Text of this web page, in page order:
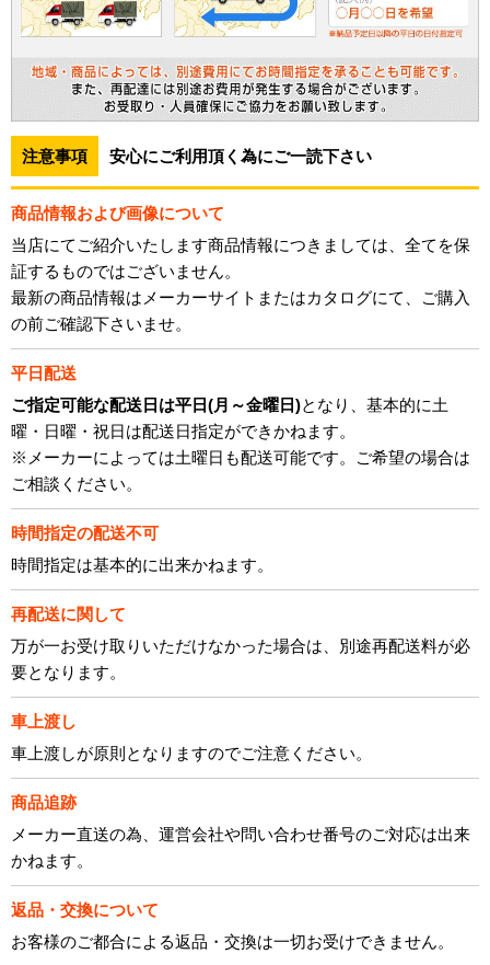
注意事項 安心にご利用頂く為にご一読下さい
商品情報および画像について
当店にてご紹介いたします商品情報につきましては、全てを保
証するものではございません。
最新の商品情報はメーカーサイトまたはカタログにて、ご購入
の前ご確認下さいませ。
平日配送
ご指定可能な配送日は平日(月～金曜日)となり、基本的に土
曜・日曜・祝日は配送日指定ができかねます。
※メーカーによっては土曜日も配送可能です。ご希望の場合は
ご相談ください。
時間指定の配送不可
時間指定は基本的に出来かねます。
再配送に関して
万が一お受け取りいただけなかった場合は、別途再配送料が必
要となります。
車上渡し
車上渡しが原則となりますのでご注意ください。
商品追跡
メーカー直送の為、運営会社や問い合わせ番号のご対応は出来
かねます。
返品・交換について
お客様のご都合による返品・交換は一切お受けできません。